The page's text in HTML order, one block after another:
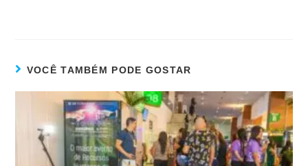
VOCÊ TAMBÉM PODE GOSTAR